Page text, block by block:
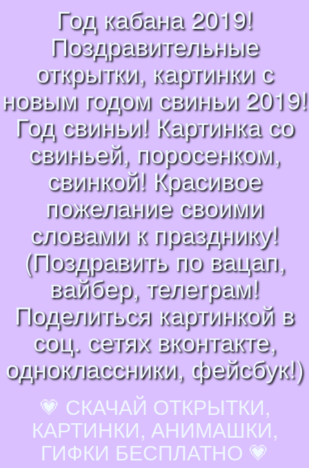
Год кабана 2019!
Поздравительные
открытки, картинки с
новым годом свиньи 2019!
Год свиньи! Картинка со
свиньей, поросенком,
свинкой! Красивое
пожелание своими
словами к празднику!
(Поздравить по вацап,
вайбер, телеграм!
Поделиться картинкой в
соц. сетях вконтакте,
одноклассники, фейсбук!)
💗 СКАЧАЙ ОТКРЫТКИ,
КАРТИНКИ, АНИМАШКИ,
ГИФКИ БЕСПЛАТНО 💗